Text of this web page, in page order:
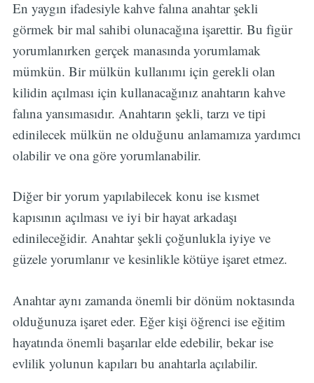
En yaygın ifadesiyle kahve falına anahtar şekli
görmek bir mal sahibi olunacağına işarettir. Bu figür
yorumlanırken gerçek manasında yorumlamak
mümkün. Bir mülkün kullanımı için gerekli olan
kilidin açılması için kullanacağınız anahtarın kahve
falına yansımasıdır. Anahtarın şekli, tarzı ve tipi
edinilecek mülkün ne olduğunu anlamamıza yardımcı
olabilir ve ona göre yorumlanabilir.
Diğer bir yorum yapılabilecek konu ise kısmet
kapısının açılması ve iyi bir hayat arkadaşı
edinileceğidir. Anahtar şekli çoğunlukla iyiye ve
güzele yorumlanır ve kesinlikle kötüye işaret etmez.
Anahtar aynı zamanda önemli bir dönüm noktasında
olduğunuza işaret eder. Eğer kişi öğrenci ise eğitim
hayatında önemli başarılar elde edebilir, bekar ise
evlilik yolunun kapıları bu anahtarla açılabilir.